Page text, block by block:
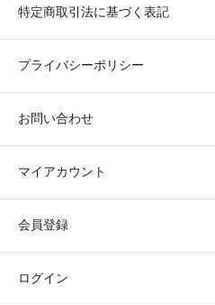
特定商取引法に基づく表記
プライバシーポリシー
お問い合わせ
マイアカウント
会員登録
ログイン